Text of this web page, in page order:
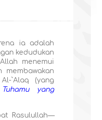
ia adalah
kedudukan
menemui
membawakan
`Alaq (yang
yang
Rasulullah—